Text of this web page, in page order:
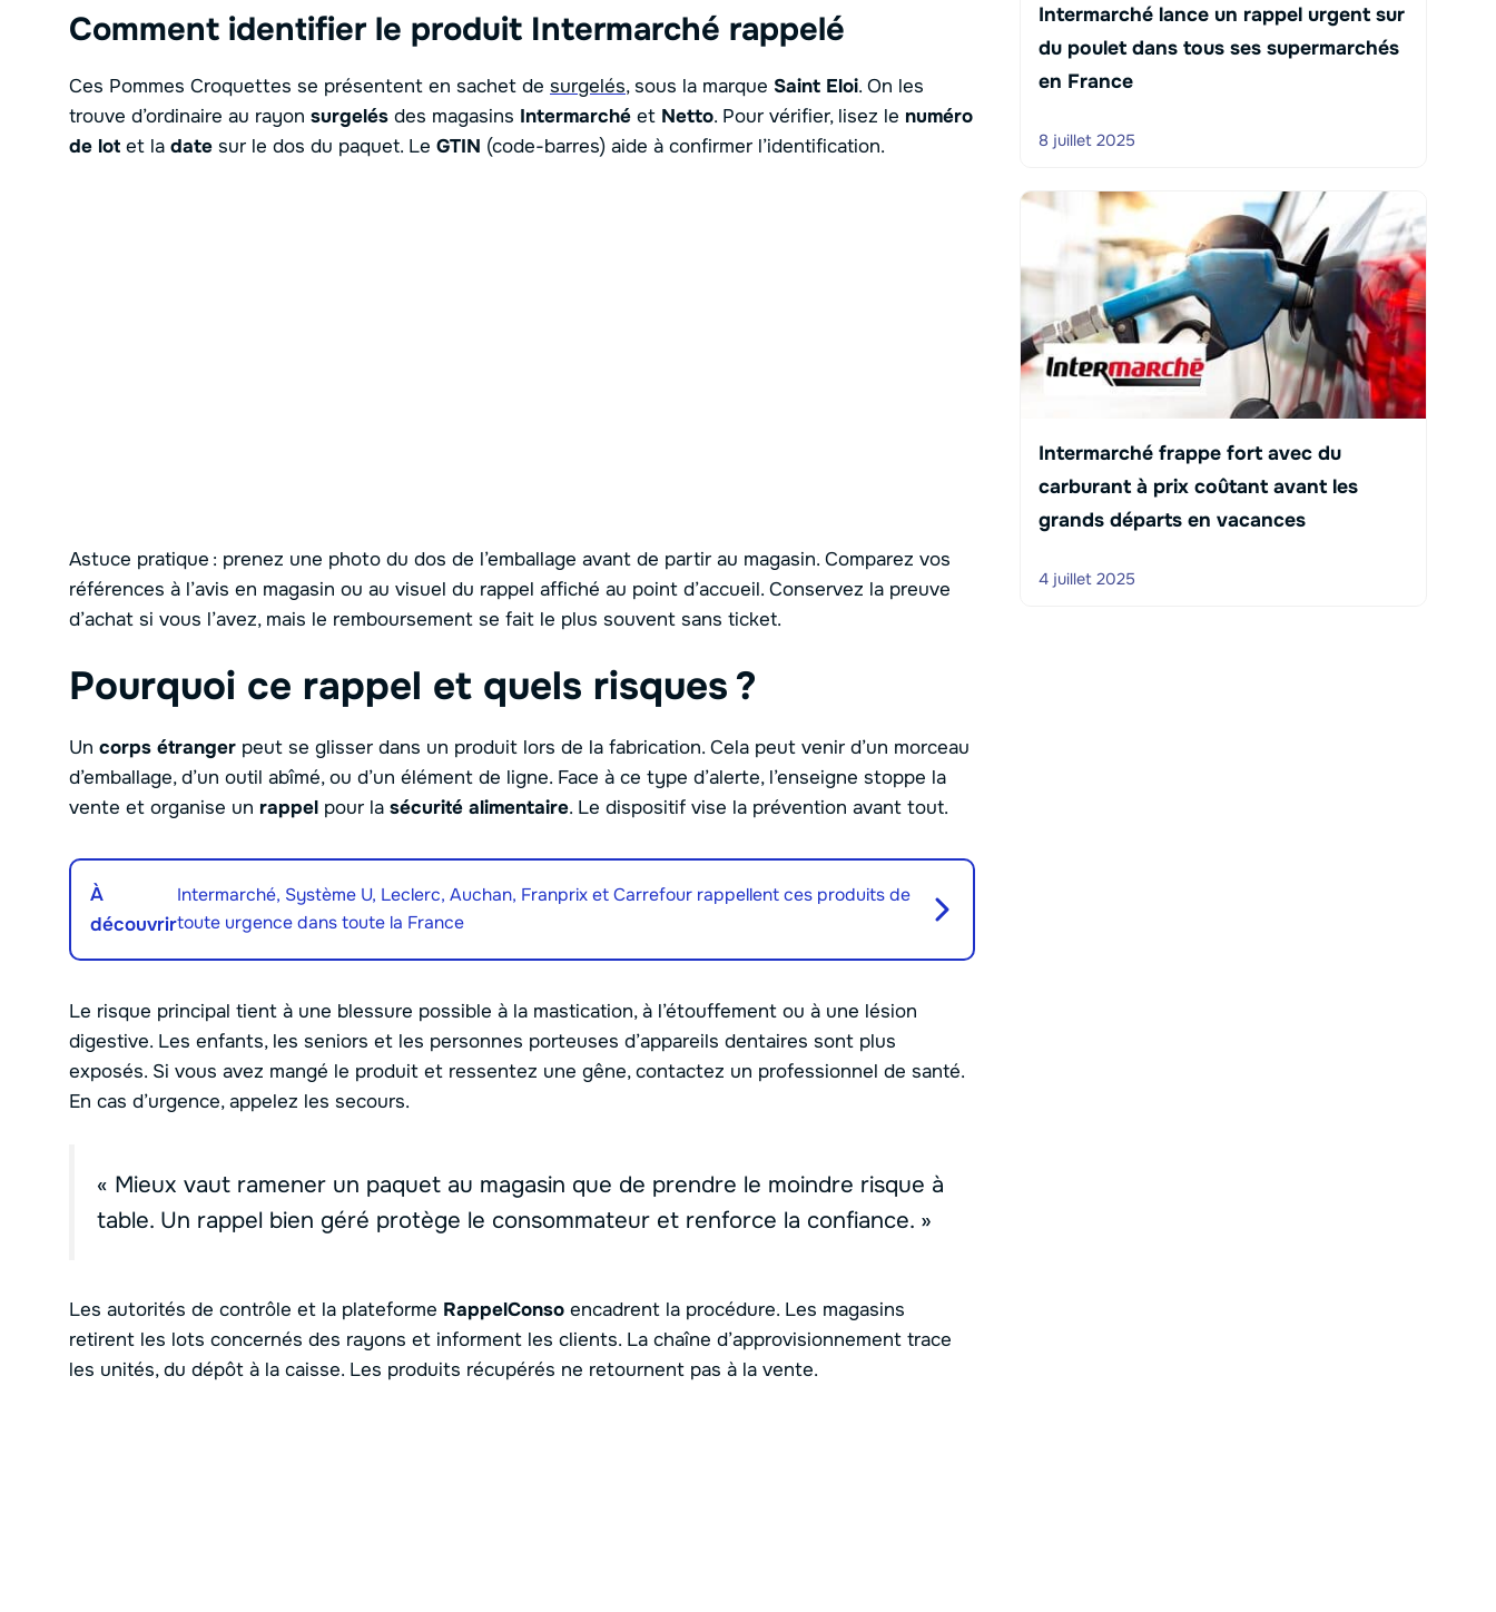
Comment identifier le produit Intermarché rappelé
Ces Pommes Croquettes se présentent en sachet de surgelés, sous la marque Saint Eloi. On les
trouve d’ordinaire au rayon surgelés des magasins Intermarché et Netto. Pour vérifier, lisez le numéro
de lot et la date sur le dos du paquet. Le GTIN (code-barres) aide à confirmer l’identification.
Astuce pratique : prenez une photo du dos de l’emballage avant de partir au magasin. Comparez vos
références à l’avis en magasin ou au visuel du rappel affiché au point d’accueil. Conservez la preuve
d’achat si vous l’avez, mais le remboursement se fait le plus souvent sans ticket.
Pourquoi ce rappel et quels risques ?
Un corps étranger peut se glisser dans un produit lors de la fabrication. Cela peut venir d’un morceau
d’emballage, d’un outil abîmé, ou d’un élément de ligne. Face à ce type d’alerte, l’enseigne stoppe la
vente et organise un rappel pour la sécurité alimentaire. Le dispositif vise la prévention avant tout.
À
découvrir
Intermarché, Système U, Leclerc, Auchan, Franprix et Carrefour rappellent ces produits de
toute urgence dans toute la France
Le risque principal tient à une blessure possible à la mastication, à l’étouffement ou à une lésion
digestive. Les enfants, les seniors et les personnes porteuses d’appareils dentaires sont plus
exposés. Si vous avez mangé le produit et ressentez une gêne, contactez un professionnel de santé.
En cas d’urgence, appelez les secours.
« Mieux vaut ramener un paquet au magasin que de prendre le moindre risque à
table. Un rappel bien géré protège le consommateur et renforce la confiance. »
Les autorités de contrôle et la plateforme RappelConso encadrent la procédure. Les magasins
retirent les lots concernés des rayons et informent les clients. La chaîne d’approvisionnement trace
les unités, du dépôt à la caisse. Les produits récupérés ne retournent pas à la vente.
Intermarché lance un rappel urgent sur
du poulet dans tous ses supermarchés
en France
8 juillet 2025
Intermarché frappe fort avec du
carburant à prix coûtant avant les
grands départs en vacances
4 juillet 2025